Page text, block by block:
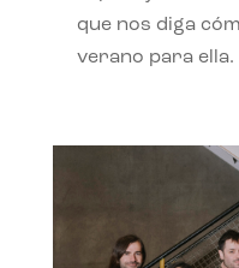
que nos diga
verano para ella.